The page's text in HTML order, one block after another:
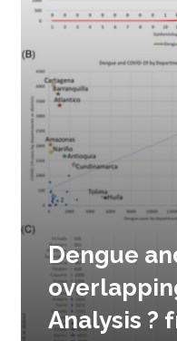
Dengue
Analysis ?